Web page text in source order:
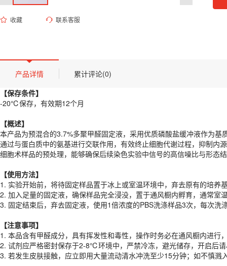
收藏 联系客服
产品描述
【保存条件】
-20℃保存，有效期12个月
【概述】
【使用 方法】
1. 实验开始前，将待固定样品置于冰上或室温环境中，弃去原有的培养
2. 加入足量的固定液，确保样品完全浸没，置于通风橱内孵育，通常室
【注意事项】
1. 本品含有甲醛成分，具有挥发性和毒性，操作时务必在通风橱内进
2. 试剂应严格密封保存于2-8℃环境中，严禁冷冻，避光储存，开启后
产品规格
货期
1-2天
规格
500mL
应用领域
产品详情
累计评论(0)
【保存条件】
-20℃保存，有效期12个月
【概述】
本产品为预混合的3.7%多聚甲醛固定液，采用优质磷酸盐缓冲液作为
通过与蛋白质中的氨基进行交联作用，有效终止细胞代谢过程，抑制内
细胞术样品的预处理，能够确保后续染色实验中信号的高信噪比与形态
【使用方法】
1. 实验开始前，将待固定样品置于冰上或室温环境中，弃去原有的培养
2. 加入足量的固定液，确保样品完全浸没，置于通风橱内孵育，通常
3. 固定结束后，弃去固定液，使用1倍浓度的PBS洗涤样品3次，每次
【注意事项】
1. 本品含有甲醛成分，具有挥发性和毒性，操作时务必在通风橱内进
2. 试剂应严格密封保存于2-8℃环境中，严禁冷冻，避光储存，开启后
3. 若发生皮肤接触，应立即用大量流动清水冲洗至少15分钟；如不慎